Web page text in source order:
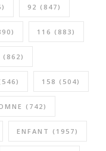
92 (847)
116 (883)
(862)
158 (504)
(742)
ENFANT (1957)